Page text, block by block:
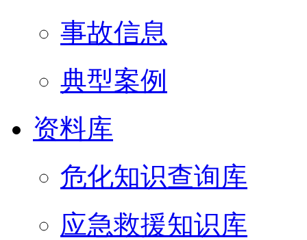
事故信息
典型案例
资料库
危化知识查询库
应急救援知识库